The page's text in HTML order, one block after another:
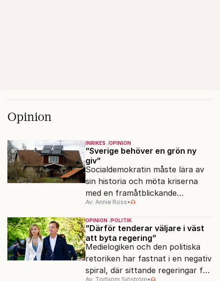
Opinion
INRIKES OPINION
”Sverige behöver en grön ny
giv”
Socialdemokratin måste lära av
sin historia och möta kriserna
med en framåtblickande
strukturpolitik för att göra
Sverige långsiktigt hållbart,
jämlikt och kriståligt.
Av: Annie Ross•
OPINION POLITIK
”Därför tenderar väljare i väst
att byta regering”
Medielogiken och den politiska
retoriken har fastnat i en negativ
spiral, där sittande regeringar får
Av: Torbjörn Sjöström•